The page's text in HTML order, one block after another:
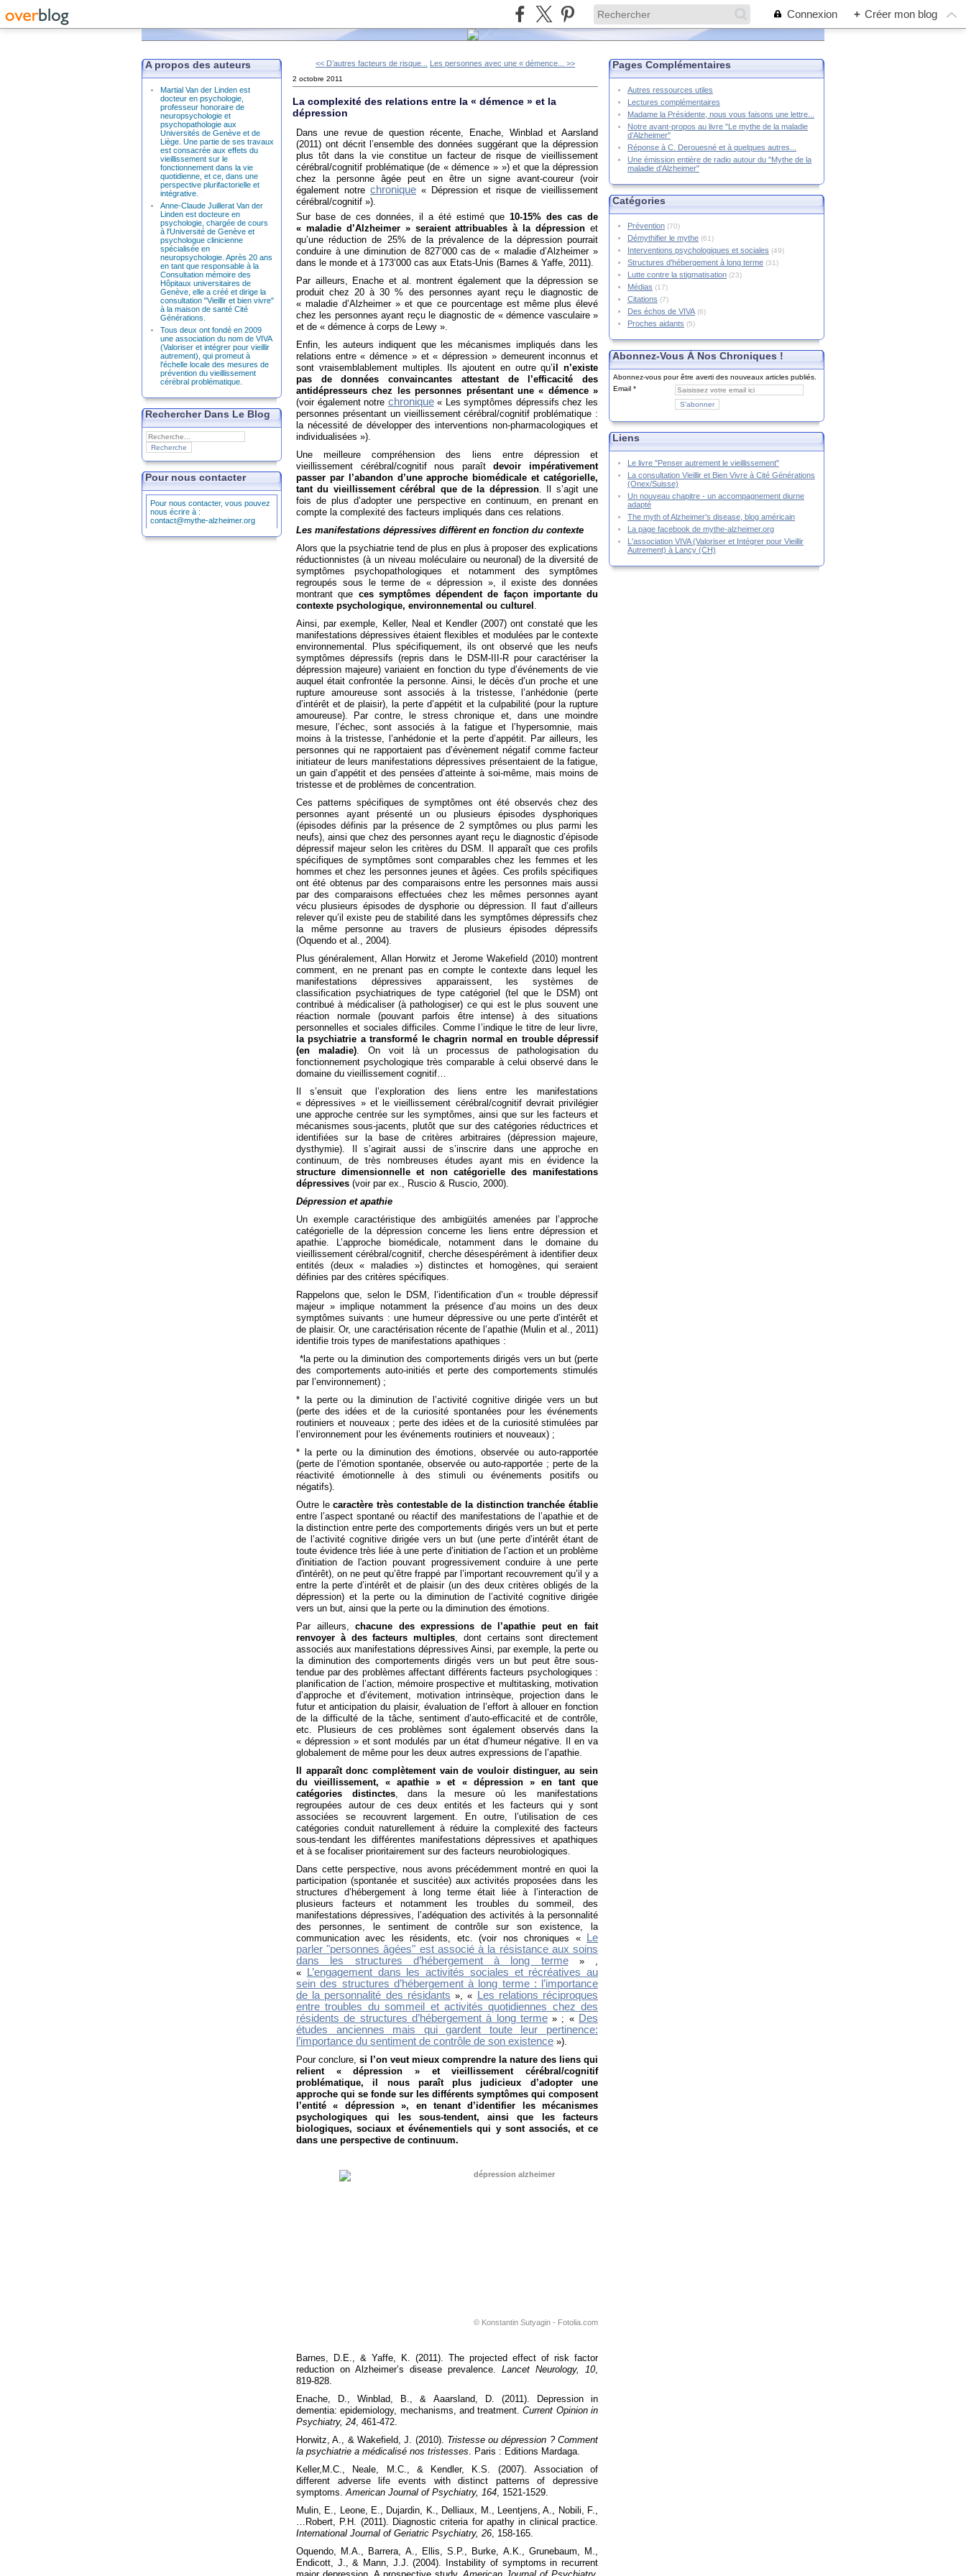
Connexion + Créer mon blog
A propos des auteurs
Martial Van der Linden est
docteur en psychologie,
professeur honoraire de
neuropsychologie et
psychopathologie aux
Universités de Genève et de
Liège. Une partie de ses travaux
est consacrée aux effets du
vieillissement sur le
fonctionnement dans la vie
quotidienne, et ce, dans une
perspective plurifactorielle et
intégrative.
Anne-Claude Juillerat Van der
Linden est docteure en
psychologie, chargée de cours
à l'Université de Genève et
psychologue clinicienne
spécialisée en
neuropsychologie. Après 20 ans
en tant que responsable à la
Consultation mémoire des
Hôpitaux universitaires de
Genève, elle a créé et dirige la
consultation "Vieillir et bien vivre"
à la maison de santé Cité
Générations.
Tous deux ont fondé en 2009
une association du nom de VIVA
(Valoriser et intégrer pour vieillir
autrement), qui promeut à
l'échelle locale des mesures de
prévention du vieillissement
cérébral problématique.
Rechercher Dans Le Blog
Pour nous contacter
Pour nous contacter, vous pouvez
nous écrire à :
contact@mythe-alzheimer.org
<< D’autres facteurs de risque... Les personnes avec une « démence... >>
2 octobre 2011
La complexité des relations entre la « démence » et la
dépression
Dans une revue de question récente, Enache, Winblad et Aarsland
(2011) ont décrit l’ensemble des données suggérant que la dépression
plus tôt dans la vie constitue un facteur de risque de vieillissement
cérébral/cognitif problématique (de « démence » ») et que la dépression
chez la personne âgée peut en être un signe avant-coureur (voir
également notre chronique « Dépression et risque de vieillissement
cérébral/cognitif »).
Sur base de ces données, il a été estimé que 10-15% des cas de
« maladie d’Alzheimer » seraient attribuables à la dépression et
qu’une réduction de 25% de la prévalence de la dépression pourrait
conduire à une diminution de 827’000 cas de « maladie d’Alzheimer »
dans le monde et à 173’000 cas aux Etats-Unis (Barnes & Yaffe, 2011).
Par ailleurs, Enache et al. montrent également que la dépression se
produit chez 20 à 30 % des personnes ayant reçu le diagnostic de
« maladie d’Alzheimer » et que ce pourcentage est même plus élevé
chez les personnes ayant reçu le diagnostic de « démence vasculaire »
et de « démence à corps de Lewy ».
Enfin, les auteurs indiquent que les mécanismes impliqués dans les
relations entre « démence » et « dépression » demeurent inconnus et
sont vraisemblablement multiples. Ils ajoutent en outre qu’il n’existe
pas de données convaincantes attestant de l’efficacité des
antidépresseurs chez les personnes présentant une « démence »
(voir également notre chronique« Les symptômes dépressifs chez les
personnes présentant un vieillissement cérébral/cognitif problématique :
la nécessité de développer des interventions non-pharmacologiques et
individualisées »).
Une meilleure compréhension des liens entre dépression et
vieillissement cérébral/cognitif nous paraît
devoir impérativement
passer par
l’abandon d’une approche biomédicale et catégorielle,
tant du vieillissement cérébral que de la dépression. Il s’agit une
fois de plus d’adopter une perspective en continuum, en prenant en
compte la complexité des facteurs impliqués dans ces relations.
Les manifestations dépressives diffèrent en fonction du contexte
Alors que la psychiatrie tend de plus en plus à proposer des explications
réductionnistes (à un niveau moléculaire ou neuronal) de la diversité de
symptômes psychopathologiques et notamment des symptômes
regroupés sous le terme de « dépression », il existe des données
montrant que ces symptômes dépendent de façon importante du
contexte psychologique, environnemental ou culturel .
Ainsi, par exemple, Keller, Neal et Kendler (2007) ont constaté que les
manifestations dépressives étaient flexibles et modulées par le contexte
environnemental. Plus spécifiquement, ils ont observé que les neufs
symptômes dépressifs (repris dans le DSM-III-R pour caractériser la
dépression majeure) variaient en fonction du type d’événements de vie
auquel était confrontée la personne. Ainsi, le décès d’un proche et une
rupture amoureuse sont associés à la tristesse, l’anhédonie (perte
d’intérêt et de plaisir), la perte d’appétit et la culpabilité (pour la rupture
amoureuse). Par contre, le stress chronique et, dans une moindre
mesure, l’échec, sont associés à la fatigue et l’hypersomnie, mais
moins à la tristesse, l’anhédonie et la perte d’appétit. Par ailleurs, les
personnes qui ne rapportaient pas d’évènement négatif comme facteur
initiateur de leurs manifestations dépressives présentaient de la fatigue,
un gain d’appétit et des pensées d’atteinte à soi-même, mais moins de
tristesse et de problèmes de concentration.
Ces patterns spécifiques de symptômes ont été observés chez des
personnes ayant présenté un ou plusieurs épisodes dysphoriques
(épisodes définis par la présence de 2 symptômes ou plus parmi les
neufs), ainsi que chez des personnes ayant reçu le diagnostic d’épisode
dépressif majeur selon les critères du DSM. Il apparaît que ces profils
spécifiques de symptômes sont comparables chez les femmes et les
hommes et chez les personnes jeunes et âgées. Ces profils spécifiques
ont été obtenus par des comparaisons entre les personnes mais aussi
par des comparaisons effectuées chez les mêmes personnes ayant
vécu plusieurs épisodes de dysphorie ou dépression. Il faut d’ailleurs
relever qu’il existe peu de stabilité dans les symptômes dépressifs chez
la même personne au travers de plusieurs épisodes dépressifs
(Oquendo et al., 2004).
Plus généralement, Allan Horwitz et Jerome Wakefield (2010) montrent
comment, en ne prenant pas en compte le contexte dans lequel les
manifestations dépressives apparaissent, les systèmes de
classification psychiatriques de type catégoriel (tel que le DSM) ont
contribué à médicaliser (à pathologiser) ce qui est le plus souvent une
réaction normale (pouvant parfois être intense) à des situations
personnelles et sociales difficiles. Comme l’indique le titre de leur livre,
la psychiatrie a transformé le chagrin normal en trouble dépressif
(en maladie). On voit là un processus de pathologisation du
fonctionnement psychologique très comparable à celui observé dans le
domaine du vieillissement cognitif…
Il s’ensuit que l’exploration des liens entre les manifestations
« dépressives » et le vieillissement cérébral/cognitif devrait privilégier
une approche centrée sur les symptômes, ainsi que sur les facteurs et
mécanismes sous-jacents, plutôt que sur des catégories réductrices et
identifiées sur la base de critères arbitraires (dépression majeure,
dysthymie). Il s’agirait aussi de s’inscrire dans une approche en
continuum, de très nombreuses études ayant mis en évidence la
structure dimensionnelle et non catégorielle des manifestations
dépressives (voir par ex., Ruscio & Ruscio, 2000).
Dépression et apathie
Un exemple caractéristique des ambigüités amenées par l’approche
catégorielle de la dépression concerne les liens entre dépression et
apathie. L’approche biomédicale, notamment dans le domaine du
vieillissement cérébral/cognitif, cherche désespérément à identifier deux
entités (deux « maladies ») distinctes et homogènes, qui seraient
définies par des critères spécifiques.
Rappelons que, selon le DSM, l’identification d’un « trouble dépressif
majeur » implique notamment la présence d’au moins un des deux
symptômes suivants : une humeur dépressive ou une perte d’intérêt et
de plaisir. Or, une caractérisation récente de l’apathie (Mulin et al., 2011)
identifie trois types de manifestations apathiques :
*la perte ou la diminution des comportements dirigés vers un but (perte
des comportements auto-initiés et perte des comportements stimulés
par l’environnement) ;
* la perte ou la diminution de l’activité cognitive dirigée vers un but
(perte des idées et de la curiosité spontanées pour les événements
routiniers et nouveaux ; perte des idées et de la curiosité stimulées par
l’environnement pour les événements routiniers et nouveaux) ;
* la perte ou la diminution des émotions, observée ou auto-rapportée
(perte de l’émotion spontanée, observée ou auto-rapportée ; perte de la
réactivité émotionnelle à des stimuli ou événements positifs ou
négatifs).
Outre le caractère très contestable de la distinction tranchée établie
entre l’aspect spontané ou réactif des manifestations de l’apathie et de
la distinction entre perte des comportements dirigés vers un but et perte
de l’activité cognitive dirigée vers un but (une perte d’intérêt étant de
toute évidence très liée à une perte d’initiation de l’action et un problème
d'initiation de l'action pouvant progressivement conduire à une perte
d'intérêt), on ne peut qu’être frappé par l’important recouvrement qu’il y a
entre la perte d’intérêt et de plaisir (un des deux critères obligés de la
dépression) et la perte ou la diminution de l’activité cognitive dirigée
vers un but, ainsi que la perte ou la diminution des émotions.
Par ailleurs,
chacune des expressions de l’apathie peut en fait
renvoyer à des facteurs multiples, dont certains sont directement
associés aux manifestations dépressives Ainsi, par exemple, la perte ou
la diminution des comportements dirigés vers un but peut être sous-
tendue par des problèmes affectant différents facteurs psychologiques :
planification de l’action, mémoire prospective et multitasking, motivation
d’approche et d’évitement, motivation intrinsèque, projection dans le
futur et anticipation du plaisir, évaluation de l’effort à allouer en fonction
de la difficulté de la tâche, sentiment d’auto-efficacité et de contrôle,
etc. Plusieurs de ces problèmes sont également observés dans la
« dépression » et sont modulés par un état d’humeur négative. Il en va
globalement de même pour les deux autres expressions de l’apathie.
Il apparaît donc complètement vain de vouloir distinguer, au sein
du vieillissement, « apathie » et « dépression » en tant que
catégories distinctes, dans la mesure où les manifestations
regroupées autour de ces deux entités et les facteurs qui y sont
associées se recouvrent largement. En outre, l’utilisation de ces
catégories conduit naturellement à réduire la complexité des facteurs
sous-tendant les différentes manifestations dépressives et apathiques
et à se focaliser prioritairement sur des facteurs neurobiologiques.
Dans cette perspective, nous avons précédemment montré en quoi la
participation (spontanée et suscitée) aux activités proposées dans les
structures d’hébergement à long terme était liée à l’interaction de
plusieurs facteurs et notamment les troubles du sommeil, des
manifestations dépressives, l’adéquation des activités à la personnalité
des personnes, le sentiment de contrôle sur son existence, la
communication avec les résidents, etc. (voir nos chroniques «
Le
parler "personnes âgées" est associé à la résistance aux soins
dans les structures d’hébergement à long terme» ,
«
L’engagement dans les activités sociales et récréatives au
sein des structures d’hébergement à long terme: l’importance
de la personnalité des résidants », « Les relations réciproques
entre troubles du sommeil et activités quotidiennes chez des
résidents de structures d’hébergement à long terme» ; « Des
études anciennes mais qui gardent toute leur pertinence:
l’importance du sentiment de contrôle de son existence »).
Pour conclure, si l’on veut mieux comprendre la nature des liens qui
relient « dépression » et vieillissement cérébral/cognitif
problématique, il nous paraît plus judicieux d’adopter une
approche qui se fonde sur les différents symptômes qui composent
l’entité « dépression », en tenant d’identifier les mécanismes
psychologiques qui les sous-tendent, ainsi que les facteurs
biologiques, sociaux et événementiels qui y sont associés, et ce
dans une perspective de continuum.
© Konstantin Sutyagin - Fotolia.com
Barnes, D.E., & Yaffe, K. (2011). The projected effect of risk factor
reduction on Alzheimer’s disease prevalence. Lancet Neurology, 10,
819-828.
Enache, D., Winblad, B., & Aaarsland, D. (2011). Depression in
dementia: epidemiology, mechanisms, and treatment.Current Opinion in
Psychiatry, 24, 461-472.
Horwitz, A., & Wakefield, J. (2010). Tristesse ou dépression ? Comment
la psychiatrie a médicalisé nos tristesses. Paris : Editions Mardaga.
Keller,M.C., Neale, M.C., & Kendler, K.S. (2007).
Association of
different adverse life events with distinct patterns of depressive
symptoms.American Journal of Psychiatry, 164, 1521-1529.
Mulin, E., Leone, E., Dujardin, K., Delliaux, M., Leentjens, A., Nobili, F.,
…Robert, P.H. (2011). Diagnostic criteria for apathy in clinical practice.
International Journal of Geriatric Psychiatry, 26, 158-165.
Oquendo, M.A., Barrera, A., Ellis, S.P., Burke, A.K., Grunebaum, M.,
Endicott, J., & Mann, J.J. (2004). Instability of symptoms in recurrent
Pages Complémentaires
Autres ressources utiles
Lectures complémentaires
Madame la Présidente, nous vous faisons une lettre...
Notre avant-propos au livre "Le mythe de la maladie
d’Alzheimer"
Réponse à C. Derouesné et à quelques autres...
Une émission entière de radio autour du "Mythe de la
maladie d'Alzheimer"
Catégories
Prévention (70)
Démythifier le mythe (61)
Interventions psychologiques et sociales (49)
Structures d'hébergement à long terme (31)
Lutte contre la stigmatisation (23)
Médias (17)
Citations (7)
Des échos de VIVA (6)
Proches aidants (5)
Abonnez-Vous À Nos Chroniques !
Abonnez-vous pour être averti des nouveaux articles publiés.
Email
Liens
Le livre "Penser autrement le vieillissement"
La consultation Vieillir et Bien Vivre à Cité Générations
(Onex/Suisse)
Un nouveau chapitre - un accompagnement diurne
adapté
The myth of Alzheimer's disease, blog américain
La page facebook de mythe-alzheimer.org
L'association VIVA (Valoriser et Intégrer pour Vieillir
Autrement) à Lancy (CH)